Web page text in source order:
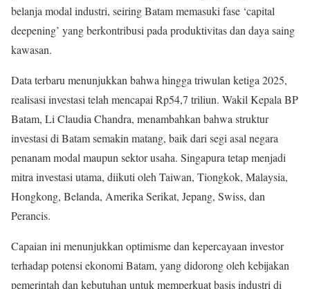
belanja modal industri, seiring Batam memasuki fase ‘capital
deepening’ yang berkontribusi pada produktivitas dan daya saing
kawasan.
Data terbaru menunjukkan bahwa hingga triwulan ketiga 2025,
realisasi investasi telah mencapai Rp54,7 triliun. Wakil Kepala BP
Batam, Li Claudia Chandra, menambahkan bahwa struktur
investasi di Batam semakin matang, baik dari segi asal negara
penanam modal maupun sektor usaha. Singapura tetap menjadi
mitra investasi utama, diikuti oleh Taiwan, Tiongkok, Malaysia,
Hongkong, Belanda, Amerika Serikat, Jepang, Swiss, dan
Perancis.
Capaian ini menunjukkan optimisme dan kepercayaan investor
terhadap potensi ekonomi Batam, yang didorong oleh kebijakan
pemerintah dan kebutuhan untuk memperkuat basis industri di